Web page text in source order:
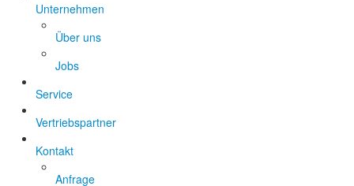
Unternehmen
Über uns
Jobs
Service
Vertriebspartner
Kontakt
Anfrage